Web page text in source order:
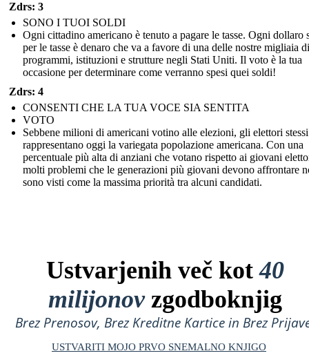
Zdrs: 3
SONO I TUOI SOLDI
Ogni cittadino americano è tenuto a pagare le tasse. Ogni dollaro
per le tasse è denaro che va a favore di una delle nostre migliaia di
programmi, istituzioni e strutture negli Stati Uniti. Il voto è la tua
occasione per determinare come verranno spesi quei soldi!
Zdrs: 4
CONSENTI CHE LA TUA VOCE SIA SENTITA
VOTO
Sebbene milioni di americani votino alle elezioni, gli elettori
rappresentano oggi la variegata popolazione americana. Con una
percentuale più alta di anziani che votano rispetto ai giovani
molti problemi che le generazioni più giovani devono affrontare
sono visti come la massima priorità tra alcuni candidati.
Ustvarjenih več kot40
milijonovzgodboknjig
Brez Prenosov, Brez Kreditne Kartice in Brez
USTVARITI MOJO PRVO SNEMALNO KNJIGO